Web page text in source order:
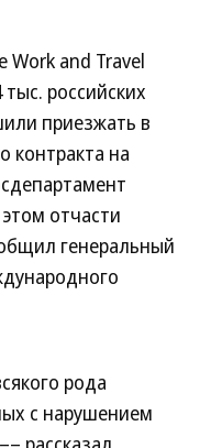
Work and Travel
российских
приезжать в
контракта на
отчасти
генеральный
рода
с нарушением